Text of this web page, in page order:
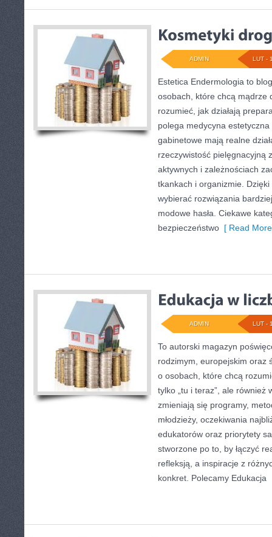
LUT -
ADMIN
Estetica Endermologia to
osobach, które chcą mądrze
rozumieć, jak działają
polega medycyna
gabinetowe mają realne
rzeczywistość pielęgnacyjną
aktywnych i zależnościach
tkankach i organizmie.
wybierać rozwiązania
modowe hasła. Ciekawe
bezpieczeństwo [ Read
LUT -
ADMIN
To autorski magazyn
rodzimym, europejskim oraz
o osobach, które chcą
tylko „tu i teraz”, ale również
zmieniają się programy,
młodzieży, oczekiwania
edukatorów oraz priorytety
stworzone po to, by łączyć
refleksją, a inspiracje z
konkret. Polecamy Edukacja